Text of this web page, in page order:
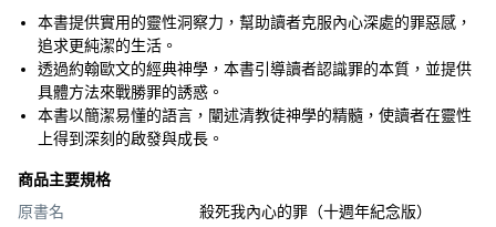
本書提供實用的靈性洞察力，幫助讀者克服內心深處的罪惡感，
追求更純潔的生活。
透過約翰歐文的經典神學，本書引導讀者認識罪的本質，並提供
具體方法來戰勝罪的誘惑。
本書以簡潔易懂的語言，闡述清教徒神學的精髓，使讀者在靈性
上得到深刻的啟發與成長。
商品主要規格
原書名
殺死我內心的罪（十週年紀念版）